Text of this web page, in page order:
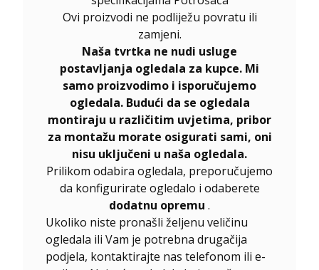
Ovi proizvodi ne podliježu povratu ili
zamjeni.
Naša tvrtka ne nudi usluge
postavljanja ogledala za kupce. Mi
samo proizvodimo i isporučujemo
ogledala. Budući da se ogledala
montiraju u različitim uvjetima, pribor
za montažu morate osigurati sami, oni
nisu uključeni u naša ogledala.
Prilikom odabira ogledala, preporučujemo
da konfigurirate ogledalo i odaberete
dodatnu opremu .
Ukoliko niste pronašli željenu veličinu
ogledala ili Vam je potrebna drugačija
podjela, kontaktirajte nas telefonom ili e-